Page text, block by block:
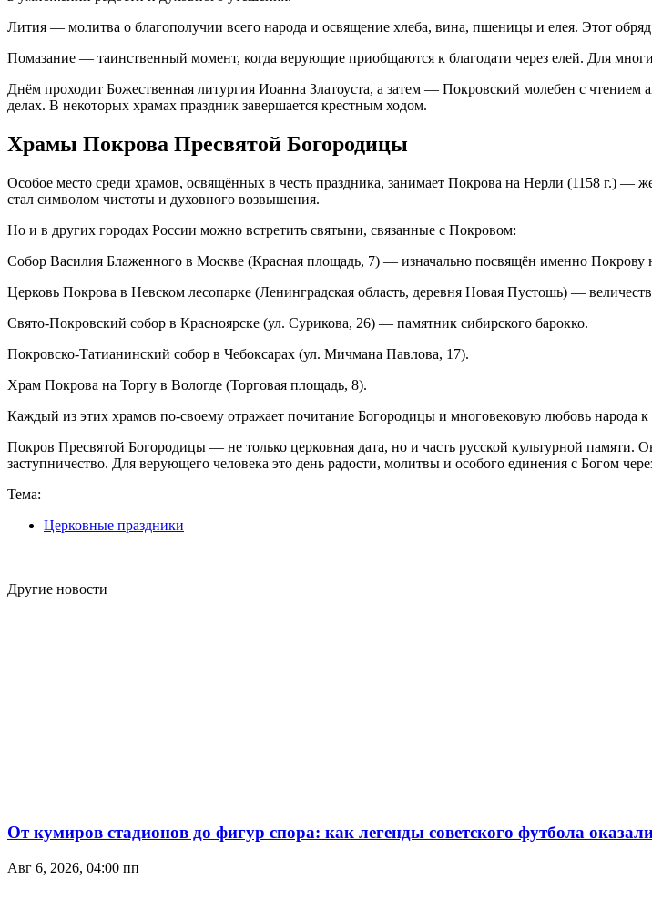
Лития — молитва о благополучии всего народа и освящение хлеба, вина, пшеницы и елея. Этот
Помазание — таинственный момент, когда верующие приобщаются к благодати через елей. Для
Днём проходит Божественная литургия Иоанна Златоуста, а затем — Покровский молебен с
делах. В некоторых храмах праздник завершается крестным ходом.
Храмы Покрова Пресвятой Богородицы
Особое место среди храмов, освящённых в честь праздника, занимает Покрова на Нерли (1158 г.) —
стал символом чистоты и духовного возвышения.
Но и в других городах России можно встретить святыни, связанные с Покровом:
Собор Василия Блаженного в Москве (Красная площадь, 7) — изначально посвящён именно Покрову
Церковь Покрова в Невском лесопарке (Ленинградская область, деревня Новая Пустошь) —
Свято-Покровский собор в Красноярске (ул. Сурикова, 26) — памятник сибирского барокко.
Покровско-Татианинский собор в Чебоксарах (ул. Мичмана Павлова, 17).
Храм Покрова на Торгу в Вологде (Торговая площадь, 8).
Каждый из этих храмов по-своему отражает почитание Богородицы и многовековую любовь народа к
Покров Пресвятой Богородицы — не только церковная дата, но и часть русской культурной памяти.
заступничество. Для верующего человека это день радости, молитвы и особого единения с Богом
Тема:
Церковные праздники
Другие новости
От кумиров стадионов до фигур спора: как легенды советского футбола
Авг 6, 2026, 04:00 пп